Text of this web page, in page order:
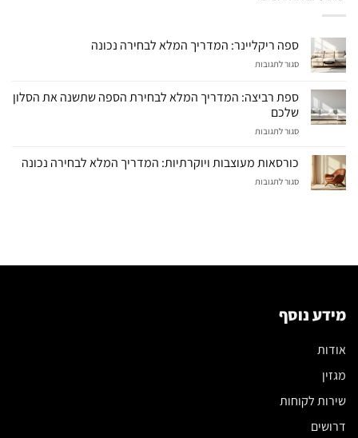
ספה ריקליינר: המדריך המלא לבחירה נכונה
סגור לתגובות
המדריך
ספת רביצה: המדריך המלא לבחירת הספה שתשנה את הסלון
שלכם
סגור לתגובות
המדריך
המלא
שלכם
כורסאות מעוצבות ויוקרתיות: המדריך המלא לבחירה נכונה
סגור לתגובות
מידע נוסף
אודות
מגזין
שירות לקוחות
דרושים